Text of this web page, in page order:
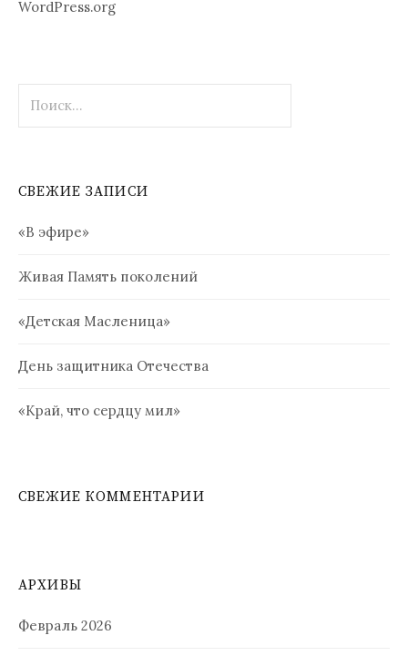
WordPress.org
СВЕЖИЕ ЗАПИСИ
«В эфире»
Живая Память поколений
«Детская Масленица»
День защитника Отечества
«Край, что сердцу мил»
СВЕЖИЕ КОММЕНТАРИИ
АРХИВЫ
Февраль 2026